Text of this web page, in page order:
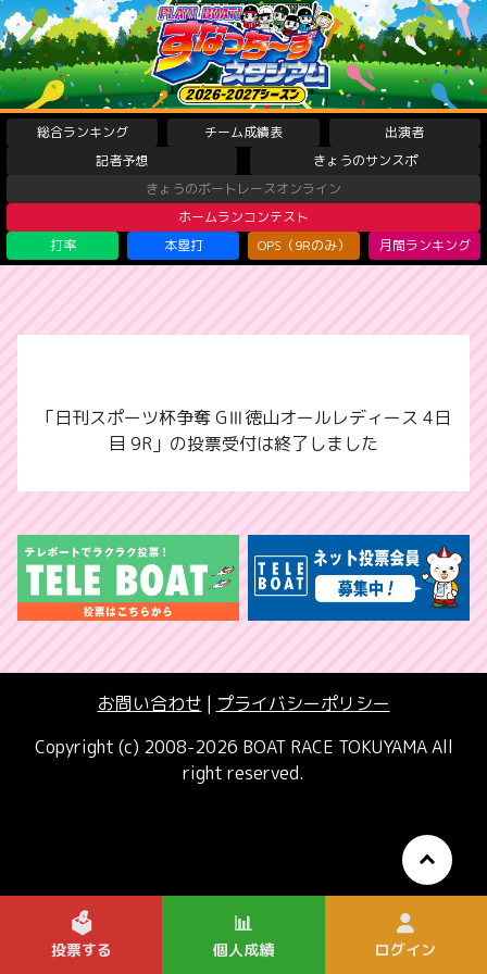
総合ランキング チーム成績表
出演者
記者予想
きょうのサンスポ
きょうのボートレースオンライン
ホームランコンテスト
打率
本塁打 OPS（9Rのみ） 月間ランキング
「日刊スポーツ杯争奪 GⅢ徳山オールレディース 4日
目 9R」の投票受付は終了しました
お問い合わせ | プライバシーポリシー
Copyright (c) 2008-2026 BOAT RACE TOKUYAMA All
right reserved.
🗳️
投票する
📊
個人成績 ログイン